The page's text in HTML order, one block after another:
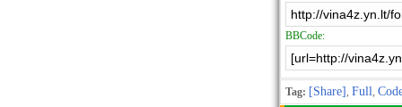
BBCode:
Tag: [Share], Full,